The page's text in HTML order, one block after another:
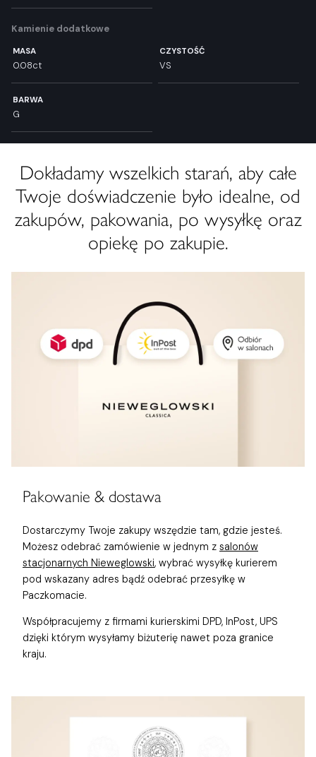
Kamienie dodatkowe
MASA
0.08ct
CZYSTOŚĆ
VS
BARWA
G
Dokładamy wszelkich starań, aby całe
Twoje doświadczenie było idealne, od
zakupów, pakowania, po wysyłkę oraz
opiekę po zakupie.
Pakowanie & dostawa
Dostarczymy Twoje zakupy wszędzie tam, gdzie jesteś.
Możesz odebrać zamówienie w jednym z salonów
stacjonarnych Nieweglowski, wybrać wysyłkę kurierem
pod wskazany adres bądź odebrać przesyłkę w
Paczkomacie.
Współpracujemy z firmami kurierskimi DPD, InPost, UPS
dzięki którym wysyłamy biżuterię nawet poza granice
kraju.